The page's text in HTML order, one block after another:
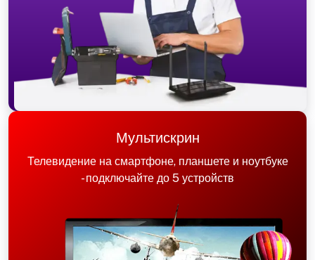
Мультискрин
Телевидение на смартфоне, планшете и ноутбуке
- подключайте до 5 устройств